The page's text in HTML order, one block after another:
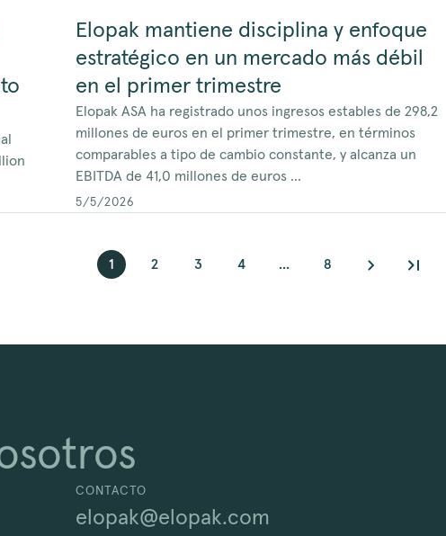
Elopak mantiene disciplina y enfoque
estratégico en un mercado más débil
en el primer trimestre
Elopak ASA ha registrado unos ingresos estables de 298,2
millones de euros en el primer trimestre, en términos
comparables a tipo de cambio constante, y alcanza un
EBITDA de 41,0 millones de euros ...
5/5/2026
1 2 3 4 ... 8
CONTACTO
elopak@elopak.com